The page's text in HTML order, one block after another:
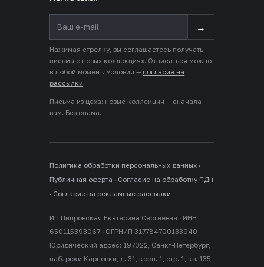
→
Нажимая стрелку, вы соглашаетесь получать
письма о новых коллекциях. Отписаться можно
в любой момент. Условия — согласие на
рассылки
Письма из цеха: новые коллекции — сначала
вам. Без спама.
Политика обработки персональных данных ·
Публичная оферта · Согласие на обработку ПДн
· Согласие на рекламные рассылки
ИП Ципровская Екатерина Сергеевна · ИНН
650115393067 · ОГРНИП 317784700133940
Юридический адрес: 197022, Санкт-Петербург,
наб. реки Карповки, д. 31, корп. 1, стр. 1, кв. 135